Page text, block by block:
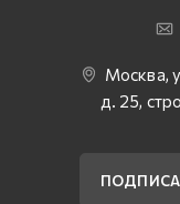
Москва,
д. 25,